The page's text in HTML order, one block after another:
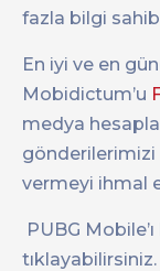
fazla bilgi
En iyi ve en
Mobidictum’u
medya
gönderilerimizi
vermeyi ihmal
PUBG
tıklayabilirsiniz.